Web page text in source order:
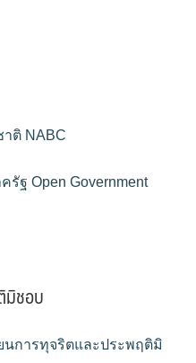
ติ NABC
ฐ Open Government
มิชอบ
นการทุจริตและประพฤติมิ